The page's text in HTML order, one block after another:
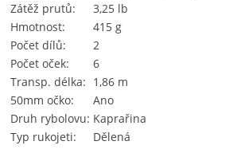
Zátěž prutů
3,25 lb
Hmotnost
415 g
Počet dílů
2
Počet oček
6
Transp. délka
1,86 m
50mm očko
Ano
Druh rybolovu Kaprařina
Typ rukojeti
Dělená